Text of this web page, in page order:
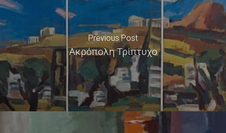
Previous Post
Ακρόπολη Τρίπτυχο